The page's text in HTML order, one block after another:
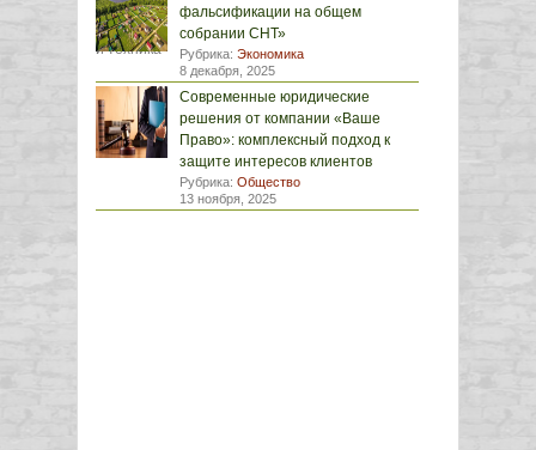
фальсификации на общем
собрании СНТ»
Рубрика: Экономика
8 декабря, 2025
Современные юридические
решения от компании «Ваше
Право»: комплексный подход к
защите интересов клиентов
Рубрика: Общество
13 ноября, 2025